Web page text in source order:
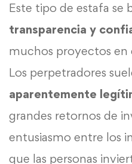
Este tipo de estafa se
transparencia y
muchos proyectos en
Los perpetradores
aparentemente
grandes retornos de
entusiasmo entre los
que las personas